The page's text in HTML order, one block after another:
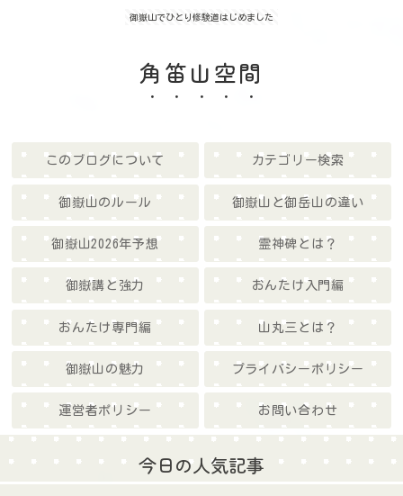
御嶽山でひとり修験道はじめました
角笛山空間
このブログについて カテゴリー検索
御嶽山のルール 御嶽山と御岳山の違い
御嶽山2026年予想 霊神碑とは？
御嶽講と強力 おんたけ入門編
おんたけ専門編 山丸三とは？
御嶽山の魅力 プライバシーポリシー
運営者ポリシー お問い合わせ
今日の人気記事